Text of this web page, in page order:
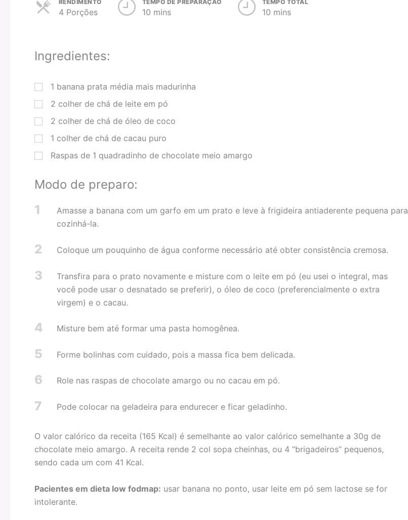
RENDIMENTO
4 Porções
TEMPO DE PREPARAÇÃO
10 mins
TEMPO TOTAL
10 mins
Ingredientes:
1 banana prata média mais madurinha
2 colher de chá de leite em pó
2 colher de chá de óleo de coco
1 colher de chá de cacau puro
Raspas de 1 quadradinho de chocolate meio amargo
Modo de preparo:
1
Amasse a banana com um garfo em um prato e leve à frigideira antiaderente pequena para
cozinhá-la.
2 Coloque um pouquinho de água conforme necessário até obter consistência cremosa.
3
Transfira para o prato novamente e misture com o leite em pó (eu usei o integral, mas
você pode usar o desnatado se preferir), o óleo de coco (preferencialmente o extra
virgem) e o cacau.
4 Misture bem até formar uma pasta homogênea.
5 Forme bolinhas com cuidado, pois a massa fica bem delicada.
6 Role nas raspas de chocolate amargo ou no cacau em pó.
7 Pode colocar na geladeira para endurecer e ficar geladinho.
O valor calórico da receita (165 Kcal) é semelhante ao valor calórico semelhante a 30g de
chocolate meio amargo. A receita rende 2 col sopa cheinhas, ou 4 “brigadeiros” pequenos,
sendo cada um com 41 Kcal.
Pacientes em dieta low fodmap: usar banana no ponto, usar leite em pó sem lactose se for
intolerante.